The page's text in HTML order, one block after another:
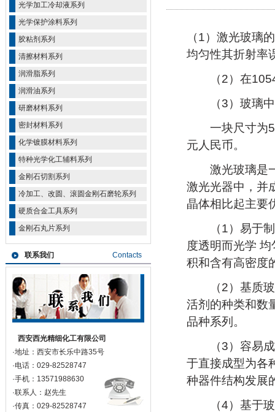
光学加工冷却液系列
光学保护涂料系列
胶粘剂系列
清擦材料系列
润滑脂系列
润滑油系列
研磨材料系列
密封材料系列
化学镀膜材料系列
特种光学化工辅料系列
金刚石切割系列
冷加工、改圆、滚圆金刚石磨轮系列
硬质合金工具系列
金刚石丸片系列
联系我们 Contacts
西安西光精细化工有限公司
·地址：西安市长乐中路35号
·电话：029-82528747
·手机：13571988630
·联系人：赵先生
·传真：029-82528747
（1）激光玻璃
均匀性其折射率
（2）在
（3）玻璃中
一块尺寸为
元人民币。
激光玻璃是一
激光光器中，并
晶体相比起主要
（1）易于制
度透明而光学
积和含有高密度
（2）基质玻
活剂的种类和数
品种系列。
（3）容易成
于直接成型为各
种器件结构发展
（4）基于玻